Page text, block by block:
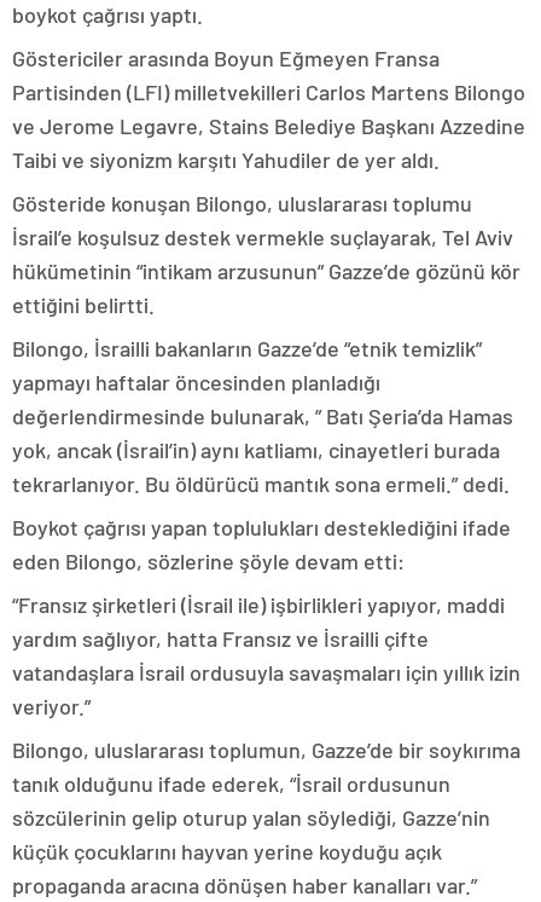
boykot çağrısı yaptı.
Göstericiler arasında Boyun Eğmeyen Fransa
Partisinden (LFI) milletvekilleri Carlos Martens Bilongo
ve Jerome Legavre, Stains Belediye Başkanı Azzedine
Taibi ve siyonizm karşıtı Yahudiler de yer aldı.
Gösteride konuşan Bilongo, uluslararası toplumu
İsrail’e koşulsuz destek vermekle suçlayarak, Tel Aviv
hükümetinin “intikam arzusunun” Gazze’de gözünü kör
ettiğini belirtti.
Bilongo, İsrailli bakanların Gazze’de “etnik temizlik”
yapmayı haftalar öncesinden planladığı
değerlendirmesinde bulunarak, ” Batı Şeria’da Hamas
yok, ancak (İsrail’in) aynı katliamı, cinayetleri burada
tekrarlanıyor. Bu öldürücü mantık sona ermeli.” dedi.
Boykot çağrısı yapan toplulukları desteklediğini ifade
eden Bilongo, sözlerine şöyle devam etti:
“Fransız şirketleri (İsrail ile) işbirlikleri yapıyor, maddi
yardım sağlıyor, hatta Fransız ve İsrailli çifte
vatandaşlara İsrail ordusuyla savaşmaları için yıllık izin
veriyor.”
Bilongo, uluslararası toplumun, Gazze’de bir soykırıma
tanık olduğunu ifade ederek, “İsrail ordusunun
sözcülerinin gelip oturup yalan söylediği, Gazze’nin
küçük çocuklarını hayvan yerine koyduğu açık
propaganda aracına dönüşen haber kanalları var.”